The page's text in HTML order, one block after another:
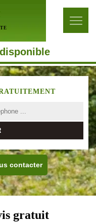
contacter
gratuit